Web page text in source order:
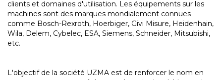
clients et domaines d'utilisation. Les équipements sur les
machines sont des marques mondialement connues
comme Bosch-Rexroth, Hoerbiger, Givi Misure, Heidenhain,
Wila, Delem, Cybelec, ESA, Siemens, Schneider, Mitsubishi,
etc.
L'objectif de la société UZMA est de renforcer le nom en